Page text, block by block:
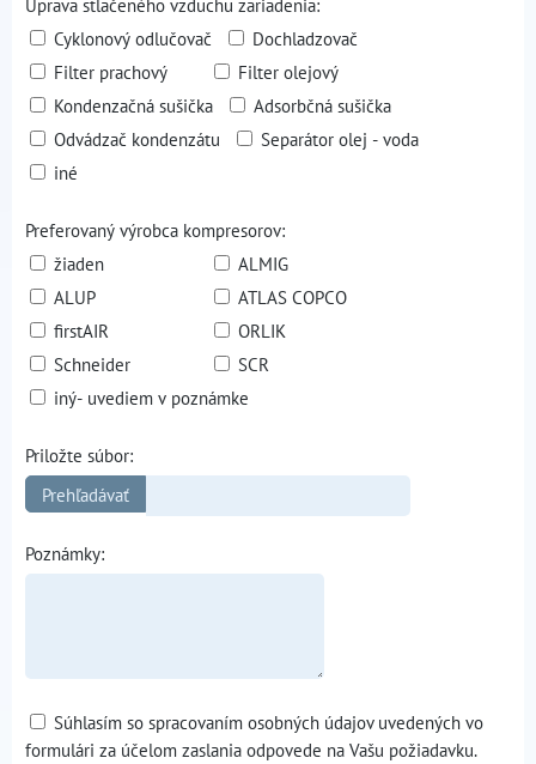
Úprava stlačeného vzduchu zariadenia:
Cyklonový odlučovač
Dochladzovač
Filter prachový
Filter olejový
Kondenzačná sušička
Adsorbčná sušička
Odvádzač kondenzátu
Separátor olej - voda
iné
Preferovaný výrobca kompresorov:
žiaden
ALMIG
ALUP
ATLAS COPCO
firstAIR
ORLIK
Schneider
SCR
iný- uvediem v poznámke
Priložte súbor:
Poznámky:
Súhlasím so spracovaním osobných údajov uvedených vo
formulári za účelom zaslania odpovede na Vašu požiadavku.